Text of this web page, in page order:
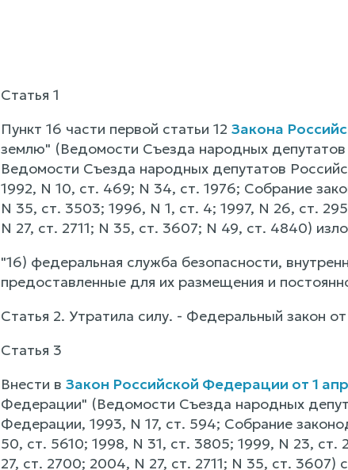
Статья 1
Пункт 16 части первой статьи 12 Закона
землю" (Ведомости Съезда народных
Ведомости Съезда народных депутатов
1992, N 10, ст. 469; N 34, ст. 1976; Собрание
N 35, ст. 3503; 1996, N 1, ст. 4; 1997, N 26, ст.
N 27, ст. 2711; N 35, ст. 3607; N 49, ст. 4840)
"16) федеральная служба безопасности,
предоставленные для их размещения и
Статья 2. Утратила силу. - Федеральный закон
Статья 3
Внести в Закон Российской Федерации от 1
Федерации" (Ведомости Съезда народных
Федерации, 1993, N 17, ст. 594; Собрание
50, ст. 5610; 1998, N 31, ст. 3805; 1999, N 23,
27, ст. 2700; 2004, N 27, ст. 2711; N 35, ст. 3607)